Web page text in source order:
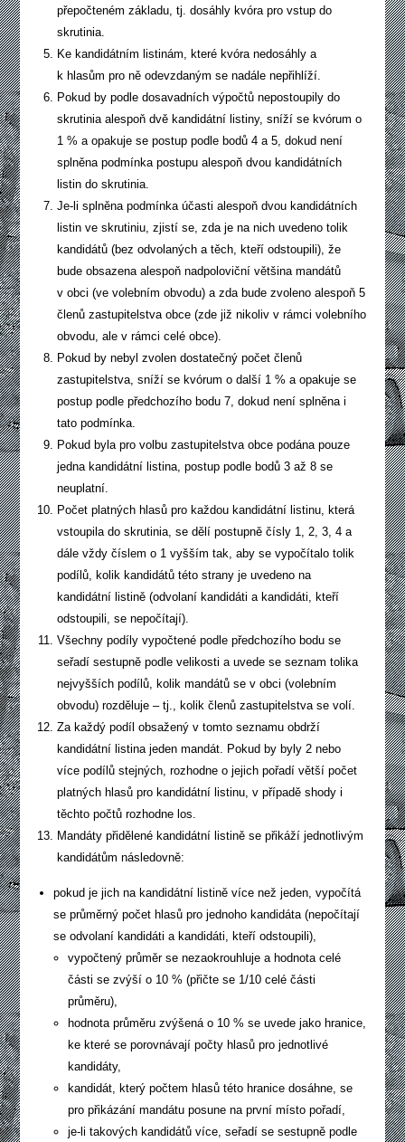
přepočteném základu, tj. dosáhly kvóra pro vstup do
skrutinia.
Ke kandidátním listinám, které kvóra nedosáhly a
k hlasům pro ně odevzdaným se nadále nepřihlíží.
Pokud by podle dosavadních výpočtů nepostoupily do
skrutinia alespoň dvě kandidátní listiny, sníží se kvórum o
1 % a opakuje se postup podle bodů 4 a 5, dokud není
splněna podmínka postupu alespoň dvou kandidátních
listin do skrutinia.
Je-li splněna podmínka účasti alespoň dvou kandidátních
listin ve skrutiniu, zjistí se, zda je na nich uvedeno tolik
kandidátů (bez odvolaných a těch, kteří odstoupili), že
bude obsazena alespoň nadpoloviční většina mandátů
v obci (ve volebním obvodu) a zda bude zvoleno alespoň 5
členů zastupitelstva obce (zde již nikoliv v rámci volebního
obvodu, ale v rámci celé obce).
Pokud by nebyl zvolen dostatečný počet členů
zastupitelstva, sníží se kvórum o další 1 % a opakuje se
postup podle předchozího bodu 7, dokud není splněna i
tato podmínka.
Pokud byla pro volbu zastupitelstva obce podána pouze
jedna kandidátní listina, postup podle bodů 3 až 8 se
neuplatní.
Počet platných hlasů pro každou kandidátní listinu, která
vstoupila do skrutinia, se dělí postupně čísly 1, 2, 3, 4 a
dále vždy číslem o 1 vyšším tak, aby se vypočítalo tolik
podílů, kolik kandidátů této strany je uvedeno na
kandidátní listině (odvolaní kandidáti a kandidáti, kteří
odstoupili, se nepočítají).
Všechny podíly vypočtené podle předchozího bodu se
seřadí sestupně podle velikosti a uvede se seznam tolika
nejvyšších podílů, kolik mandátů se v obci (volebním
obvodu) rozděluje – tj., kolik členů zastupitelstva se volí.
Za každý podíl obsažený v tomto seznamu obdrží
kandidátní listina jeden mandát. Pokud by byly 2 nebo
více podílů stejných, rozhodne o jejich pořadí větší počet
platných hlasů pro kandidátní listinu, v případě shody i
těchto počtů rozhodne los.
Mandáty přidělené kandidátní listině se přikáží jednotlivým
kandidátům následovně:
pokud je jich na kandidátní listině více než jeden, vypočítá
se průměrný počet hlasů pro jednoho kandidáta (nepočítají
se odvolaní kandidáti a kandidáti, kteří odstoupili),
vypočtený průměr se nezaokrouhluje a hodnota celé
části se zvýší o 10 % (přičte se 1/10 celé části
průměru),
hodnota průměru zvýšená o 10 % se uvede jako hranice,
ke které se porovnávají počty hlasů pro jednotlivé
kandidáty,
kandidát, který počtem hlasů této hranice dosáhne, se
pro přikázání mandátu posune na první místo pořadí,
je-li takových kandidátů více, seřadí se sestupně podle